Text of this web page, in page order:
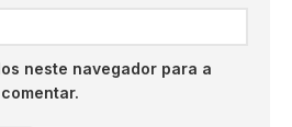
neste navegador para a